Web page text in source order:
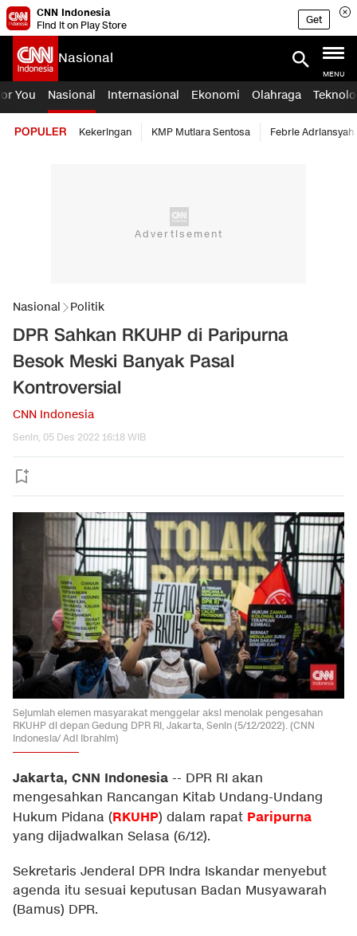
CNN Indonesia
Find it on Play Store
Get
Nasional
MENU
You Nasional Internasional Ekonomi Olahraga
POPULER Kekeringan KMP Mutiara Sentosa Febrie Adriansyah
Nasional Politik
DPR Sahkan RKUHP di Paripurna
Besok Meski Banyak Pasal
Kontroversial
CNN Indonesia
Senin, 05 Des 2022 16:18 WIB
Sejumlah elemen masyarakat menggelar aksi menolak pengesahan
RKUHP di depan Gedung DPR RI, Jakarta, Senin (5/12/2022). (CNN
Indonesia/ Adi Ibrahim)
Jakarta, CNN Indonesia -- DPR RI akan
mengesahkan Rancangan Kitab Undang-Undang
Hukum Pidana (RKUHP) dalam rapat Paripurna
yang dijadwalkan Selasa (6/12).
Sekretaris Jenderal DPR Indra Iskandar menyebut
agenda itu sesuai keputusan Badan Musyawarah
(Bamus) DPR.